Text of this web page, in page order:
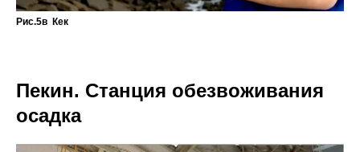
Рис.5в Кек
Пекин. Станция обезвоживания
осадка